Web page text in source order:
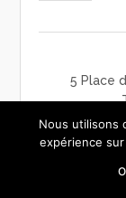
5 Place
mentions
Nous utilisons
expérience